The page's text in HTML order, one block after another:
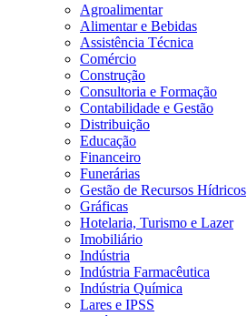
Agroalimentar
Alimentar e Bebidas
Assistência Técnica
Comércio
Construção
Consultoria e Formação
Contabilidade e Gestão
Distribuição
Educação
Financeiro
Funerárias
Gestão de Recursos Hídricos
Gráficas
Hotelaria, Turismo e Lazer
Imobiliário
Indústria
Indústria Farmacêutica
Indústria Química
Lares e IPSS